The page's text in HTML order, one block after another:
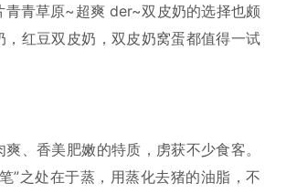
青青草原~超爽 der~双皮奶的选择也颇
，红豆双皮奶，双皮奶窝蛋都值得一试
、香美肥嫩的特质，虏获不少食客。
”之处在于蒸，用蒸化去猪的油脂，不